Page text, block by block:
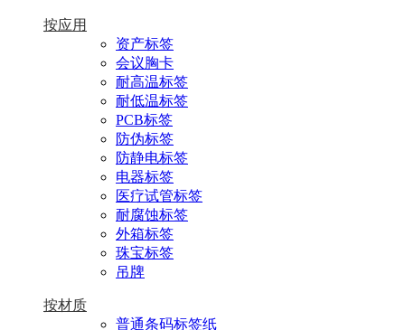
按应用
资产标签
会议胸卡
耐高温标签
耐低温标签
PCB标签
防伪标签
防静电标签
电器标签
医疗试管标签
耐腐蚀标签
外箱标签
珠宝标签
吊牌
按材质
普通条码标签纸